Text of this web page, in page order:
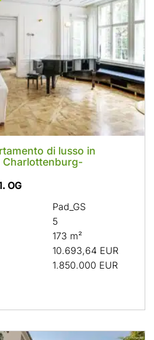
di lusso in
Charlottenburg-
OG
Pad_GS
5
173 m²
10.693,64 EUR
1.850.000 EUR